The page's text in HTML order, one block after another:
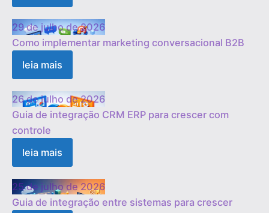
29 de julho de 2026
Como implementar marketing conversacional B2B
leia mais
26 de julho de 2026
Guia de integração CRM ERP para crescer com
controle
leia mais
25 de julho de 2026
Guia de integração entre sistemas para crescer